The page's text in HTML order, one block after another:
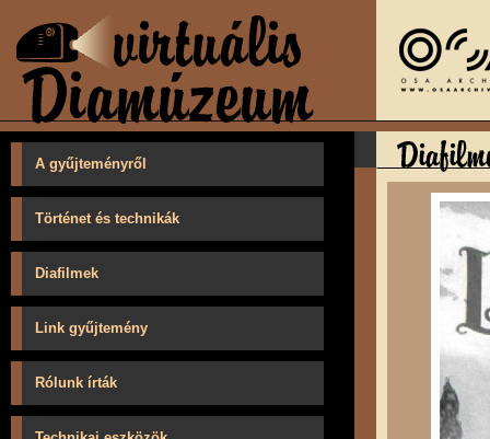
A gyűjteményről
Történet és technikák
Diafilmek
Link gyűjtemény
Rólunk írták